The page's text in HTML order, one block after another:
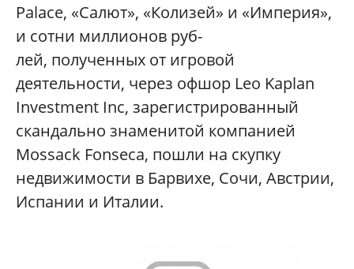
Palace, «Салют», «Колизей» и «Империя»,
и сотни миллионов руб-
лей, полученных от игровой
деятельности, через офшор Leo Kaplan
Investment Inc, зарегистрированный
скандально знаменитой компанией
Mossack Fonseca, пошли на скупку
недвижимости в Барвихе, Сочи, Австрии,
Испании и Италии.